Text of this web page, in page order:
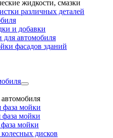
жидкости, смазки
различных деталей
и добавки
для автомобиля
фасадов зданий
фаза мойки
фаза мойки
фаза мойки
дисков